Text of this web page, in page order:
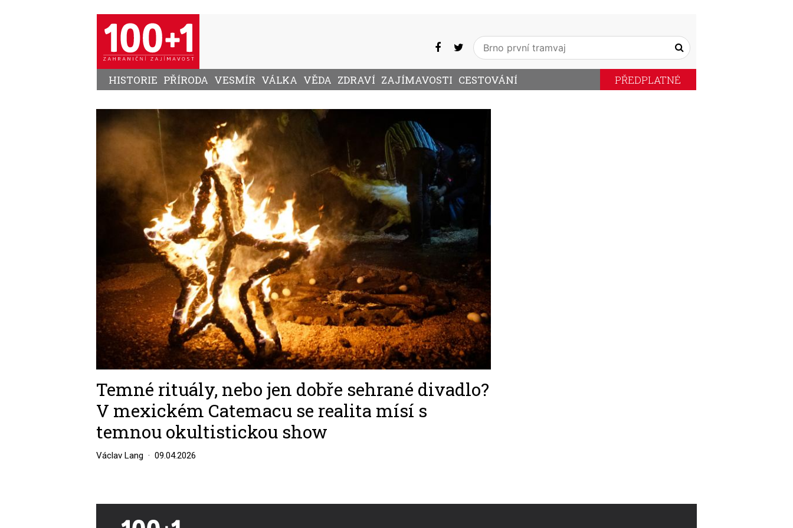
HISTORIE PŘÍRODA VESMÍR VÁLKA VĚDA ZDRAVÍ ZAJÍMAVOSTI CESTOVÁNÍ PŘEDPLATNÉ
Image
Temné rituály, nebo jen dobře sehrané divadlo?
V mexickém Catemacu se realita mísí s
temnou okultistickou show
Václav Lang 09.04.2026